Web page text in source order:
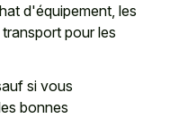
d'équipement, les
pour les
si vous
bonnes